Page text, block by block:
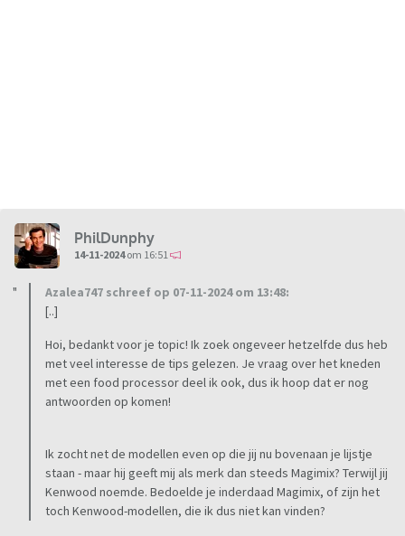
PhilDunphy
14-11-2024om 16:51
Azalea747 schreef op 07-11-2024 om 13:48:
[..]
Hoi, bedankt voor je topic! Ik zoek ongeveer hetzelfde dus heb
met veel interesse de tips gelezen. Je vraag over het kneden
met een food processor deel ik ook, dus ik hoop dat er nog
antwoorden op komen!
Ik zocht net de modellen even op die jij nu bovenaan je lijstje
staan - maar hij geeft mij als merk dan steeds Magimix? Terwijl jij
Kenwood noemde. Bedoelde je inderdaad Magimix, of zijn het
toch Kenwood-modellen, die ik dus niet kan vinden?